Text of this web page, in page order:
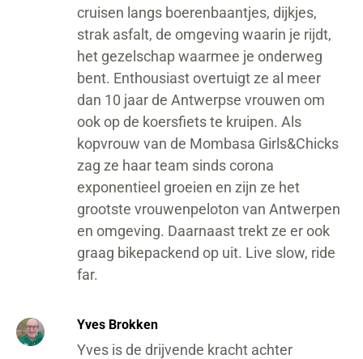
cruisen langs boerenbaantjes, dijkjes,
strak asfalt, de omgeving waarin je rijdt,
het gezelschap waarmee je onderweg
bent. Enthousiast overtuigt ze al meer
dan 10 jaar de Antwerpse vrouwen om
ook op de koersfiets te kruipen. Als
kopvrouw van de Mombasa Girls&Chicks
zag ze haar team sinds corona
exponentieel groeien en zijn ze het
grootste vrouwenpeloton van Antwerpen
en omgeving. Daarnaast trekt ze er ook
graag bikepackend op uit. Live slow, ride
far.
Yves Brokken
Yves is de drijvende kracht achter